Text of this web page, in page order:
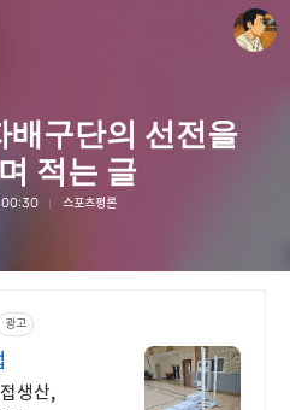
배구단의 선전을
적는 글
스포츠평론
광고
생산,
thebravepost.com